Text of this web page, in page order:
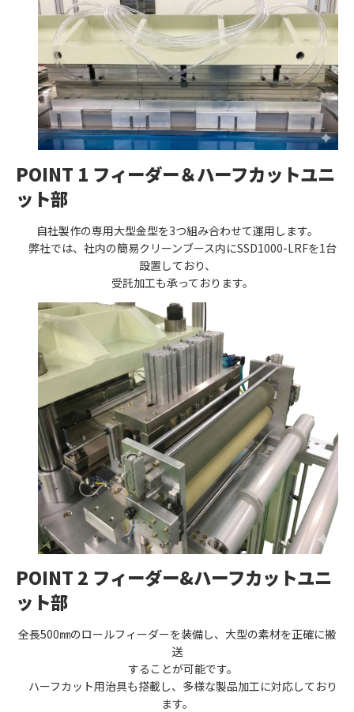
POINT 1 フィーダー＆ハーフカットユニ
ット部
自社製作の専用大型金型を3つ組み合わせて運用します。
弊社では、社内の簡易クリーンブース内にSSD1000-LRFを1台
設置しており、
受託加工も承っております。
POINT 2 フィーダー&ハーフカットユニ
ット部
全長500㎜のロールフィーダーを装備し、大型の素材を正確に搬
送
することが可能です。
ハーフカット用治具も搭載し、多様な製品加工に対応しており
ます。